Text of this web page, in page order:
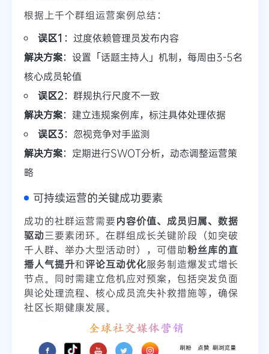
根据上千个群组运营案例总结：
误区1 ：过度依赖管理员发布内容
解决方案：设置「话题主持人」机制，每周由3-5名
核心成员轮值
误区2：群规执行尺度不一致
解决方案：建立违规案例库，标注具体处理依据
误区3：忽视竞争对手监测
解决方案：定期进行SWOT分析，动态调整运营策
略
可持续运营的关键成功要素
成功的社群运营需要内容价值、成员归属、数据
驱动三要素闭环。在群组成长关键阶段（如突破
千人群、举办大型活动时），可借助粉丝库的直
播人气提升和评论互动优化服务制造爆发式增长
节点。同时需建立危机应对预案，包括突发负面
舆论处理流程、核心成员流失补救措施等，确保
社区长期健康发展。